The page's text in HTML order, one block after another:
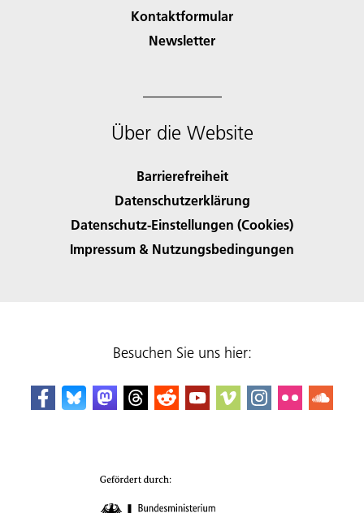
Kontaktformular
Newsletter
Über die Website
Barrierefreiheit
Datenschutzerklärung
Datenschutz-Einstellungen (Cookies)
Impressum & Nutzungsbedingungen
Besuchen Sie uns hier: